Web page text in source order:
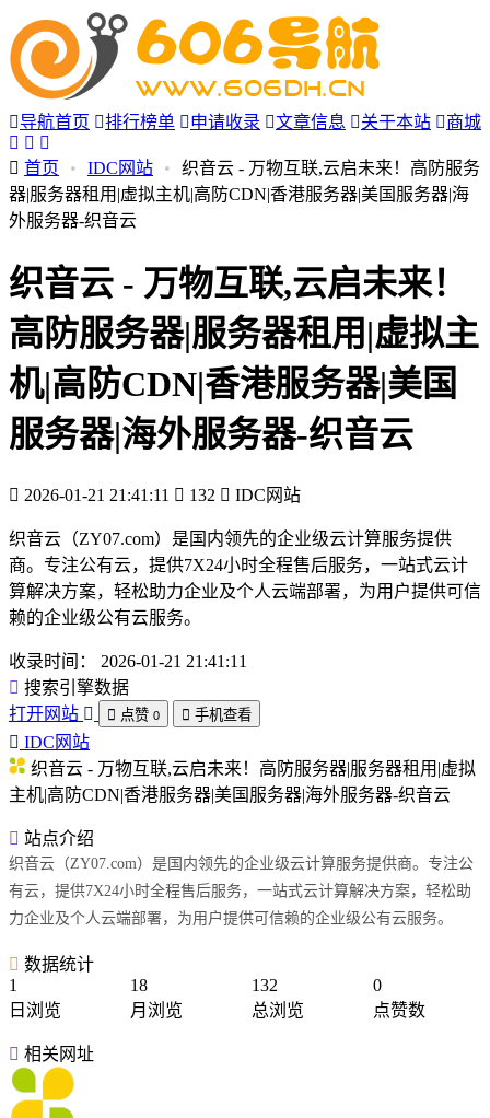
导航首页 排行榜单 申请收录 文章信息 关于本站 商城
首页 • IDC网站 •
织音云 - 万物互联,云启未来！高防服务
器|服务器租用|虚拟主机|高防CDN|香港服务器|美国服务器|海
外服务器-织音云
织音云 - 万物互联,云启未来！
高防服务器|服务器租用|虚拟主
机|高防CDN|香港服务器|美国
服务器|海外服务器-织音云
2026-01-21 21:41:11 132 IDC网站
织音云（ZY07.com）是国内领先的企业级云计算服务提供
商。专注公有云，提供7X24小时全程售后服务，一站式云计
算解决方案，轻松助力企业及个人云端部署，为用户提供可信
赖的企业级公有云服务。
收录时间：
2026-01-21 21:41:11
搜索引擎数据
打开网站
点赞 0 手机查看
IDC网站
织音云 - 万物互联,云启未来！高防服务器|服务器租用|虚拟
主机|高防CDN|香港服务器|美国服务器|海外服务器-织音云
站点介绍
织音云（ZY07.com）是国内领先的企业级云计算服务提供商。专注公
有云，提供7X24小时全程售后服务，一站式云计算解决方案，轻松助
力企业及个人云端部署，为用户提供可信赖的企业级公有云服务。
数据统计
1
日浏览
18
月浏览
132
总浏览
0
点赞数
相关网址